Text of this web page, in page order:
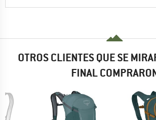
OTROS CLIENTES QUE SE
FINAL